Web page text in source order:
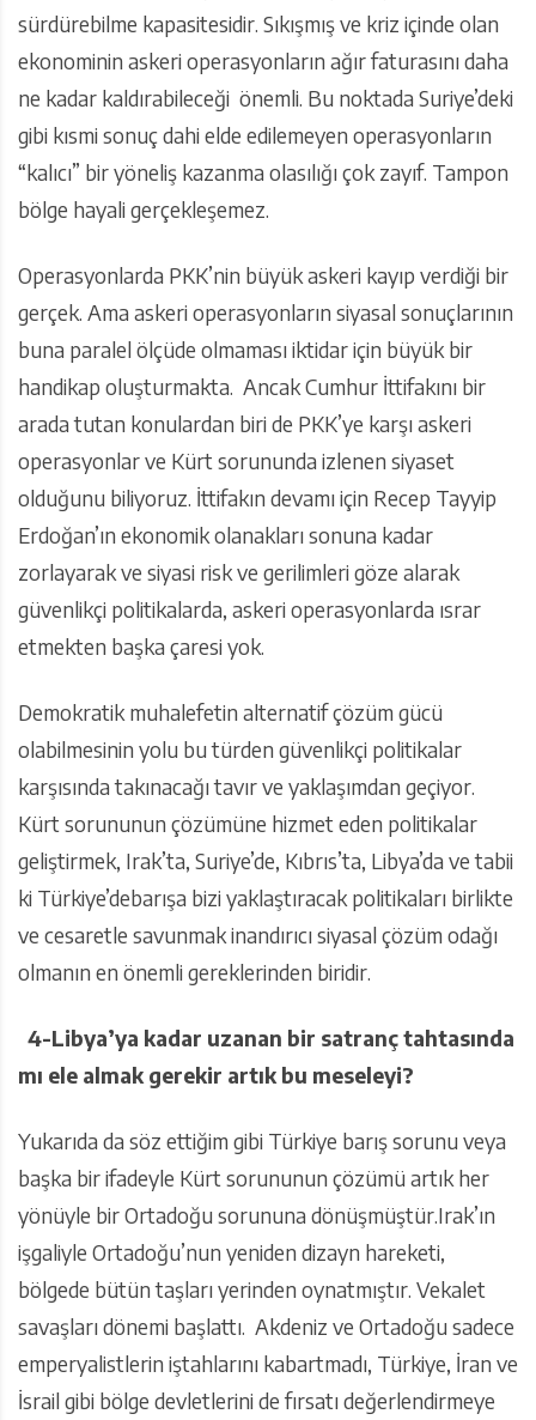
sürdürebilme kapasitesidir. Sıkışmış ve kriz içinde olan
ekonominin askeri operasyonların ağır faturasını daha
ne kadar kaldırabileceği önemli. Bu noktada Suriye’deki
gibi kısmi sonuç dahi elde edilemeyen operasyonların
“kalıcı” bir yöneliş kazanma olasılığı çok zayıf. Tampon
bölge hayali gerçekleşemez.
Operasyonlarda PKK’nin büyük askeri kayıp verdiği bir
gerçek. Ama askeri operasyonların siyasal sonuçlarının
buna paralel ölçüde olmaması iktidar için büyük bir
handikap oluşturmakta. Ancak Cumhur İttifakını bir
arada tutan konulardan biri de PKK’ye karşı askeri
operasyonlar ve Kürt sorununda izlenen siyaset
olduğunu biliyoruz. İttifakın devamı için Recep Tayyip
Erdoğan’ın ekonomik olanakları sonuna kadar
zorlayarak ve siyasi risk ve gerilimleri göze alarak
güvenlikçi politikalarda, askeri operasyonlarda ısrar
etmekten başka çaresi yok.
Demokratik muhalefetin alternatif çözüm gücü
olabilmesinin yolu bu türden güvenlikçi politikalar
karşısında takınacağı tavır ve yaklaşımdan geçiyor.
Kürt sorununun çözümüne hizmet eden politikalar
geliştirmek, Irak’ta, Suriye’de, Kıbrıs’ta, Libya’da ve tabii
ki Türkiye’debarışa bizi yaklaştıracak politikaları birlikte
ve cesaretle savunmak inandırıcı siyasal çözüm odağı
olmanın en önemli gereklerinden biridir.
4-Libya’ya kadar uzanan bir satranç tahtasında
mı ele almak gerekir artık bu meseleyi?
Yukarıda da söz ettiğim gibi Türkiye barış sorunu veya
başka bir ifadeyle Kürt sorununun çözümü artık her
yönüyle bir Ortadoğu sorununa dönüşmüştür.Irak’ın
işgaliyle Ortadoğu’nun yeniden dizayn hareketi,
bölgede bütün taşları yerinden oynatmıştır. Vekalet
savaşları dönemi başlattı. Akdeniz ve Ortadoğu sadece
emperyalistlerin iştahlarını kabartmadı, Türkiye, İran ve
İsrail gibi bölge devletlerini de fırsatı değerlendirmeye